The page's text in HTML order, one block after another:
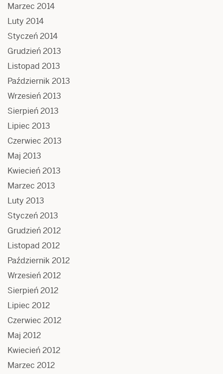
Marzec 2014
Luty 2014
Styczeń 2014
Grudzień 2013
Listopad 2013
Październik 2013
Wrzesień 2013
Sierpień 2013
Lipiec 2013
Czerwiec 2013
Maj 2013
Kwiecień 2013
Marzec 2013
Luty 2013
Styczeń 2013
Grudzień 2012
Listopad 2012
Październik 2012
Wrzesień 2012
Sierpień 2012
Lipiec 2012
Czerwiec 2012
Maj 2012
Kwiecień 2012
Marzec 2012